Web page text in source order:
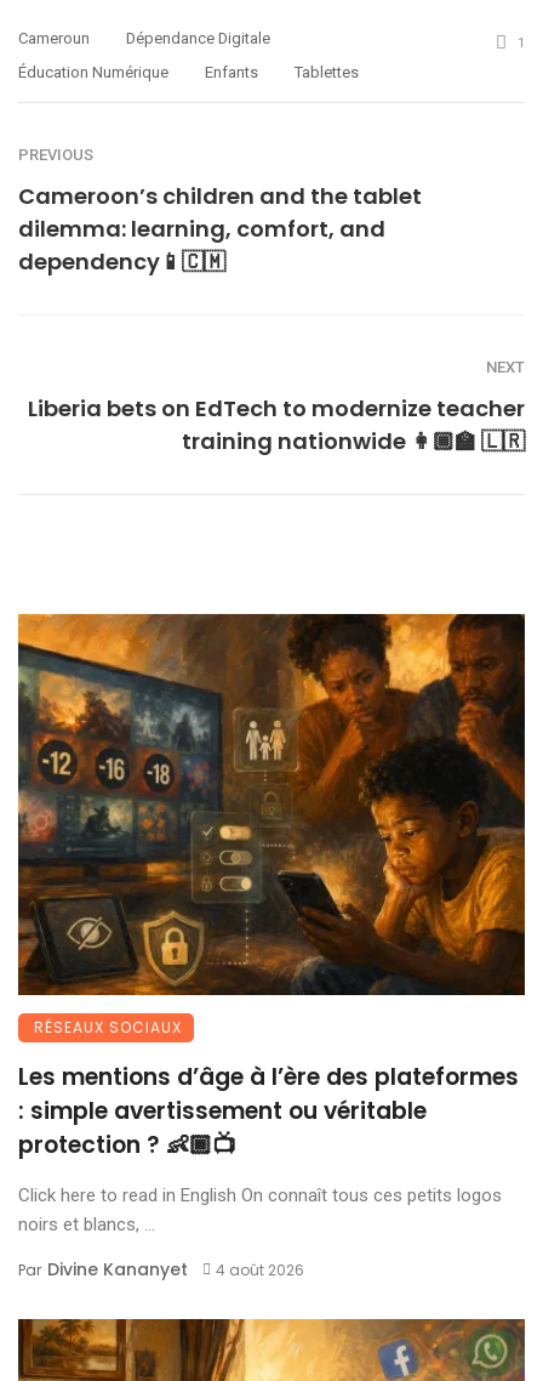
Cameroun
Dépendance Digitale
Éducation Numérique
Enfants Tablettes
1
PREVIOUS
Cameroon’s children and the tablet
dilemma: learning, comfort, and
dependency📱🇨🇲
NEXT
Liberia bets on EdTech to modernize teacher
training nationwide 👩🏾‍🏫 🇱🇷
RÉSEAUX SOCIAUX
Les mentions d’âge à l’ère des plateformes
: simple avertissement ou véritable
protection ? 👶🏾📺
Click here to read in English On connaît tous ces petits logos
noirs et blancs, ...
Par Divine Kananyet 4 août 2026